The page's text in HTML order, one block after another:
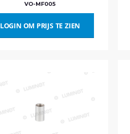
VO-MF005
LOGIN OM PRIJS TE ZIEN